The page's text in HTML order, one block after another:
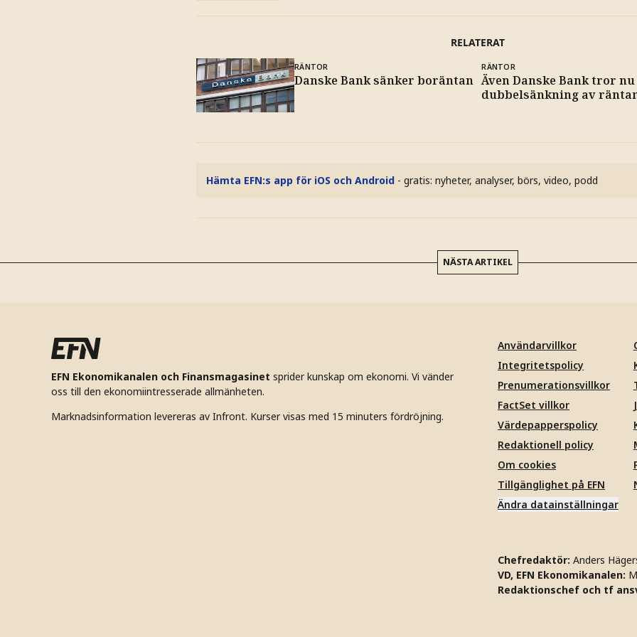
RELATERAT
RÄNTOR
Danske Bank sänker boräntan
RÄNTOR
Även Danske Bank tror nu
dubbelsänkning av
Hämta EFN:s app för iOS och Android - gratis: nyheter, analyser, börs, video, podd
NÄSTA ARTIKEL
EFN Ekonomikanalen och Finansmagasinet sprider kunskap om ekonomi. Vi vänder
oss till den ekonomiintresserade allmänheten.
Marknadsinformation levereras av Infront. Kurser visas med 15 minuters fördröjning.
Användarvillkor
Integritetspolicy
Prenumerationsvillkor
FactSet villkor
Värdepapperspolicy
Redaktionell policy
Om cookies
Tillgänglighet på EFN
Ändra datainställningar
Chefredaktör: Anders
VD, EFN Ekonomikanalen:
Redaktionschef och tf